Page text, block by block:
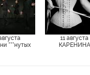
***нутых
11 августа
КАРЕНИНА